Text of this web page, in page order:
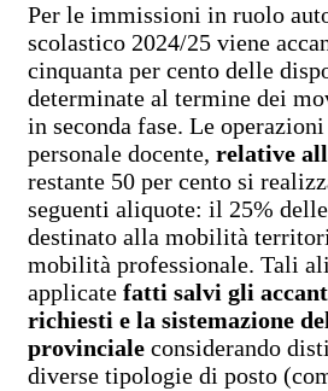
Per le immissioni in ruolo
scolastico 2024/25 viene
cinquanta per cento delle
determinate al termine dei
in seconda fase. Le
personale docente, relative
restante 50 per cento si
seguenti aliquote: il 25%
destinato alla mobilità
mobilità professionale. Tali
applicate fatti salvi gli
richiesti e la sistemazione
provinciale considerando
diverse tipologie di posto